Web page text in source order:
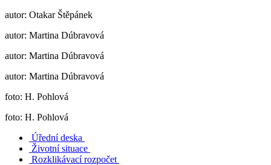
autor: Otakar Štěpánek
autor: Martina Dúbravová
autor: Martina Dúbravová
autor: Martina Dúbravová
foto: H. Pohlová
foto: H. Pohlová
Úřední deska
Životní situace
Rozklikávací rozpočet